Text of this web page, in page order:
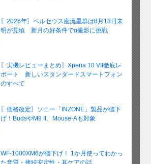
〖2026年〗ペルセウス座流星群は8月13日未
明が見頃 新月の好条件でα撮影に挑戦
〖実機レビューまとめ〗Xperia 10 VII徹底レ
ポート 新しいスタンダードスマートフォン
のすべて
〖価格改定〗ソニー「INZONE」製品が値下
げ！BudsやM9 II、Mouse-Aも対象
WF-1000XM6が値下げ！ 1か月使ってわかっ